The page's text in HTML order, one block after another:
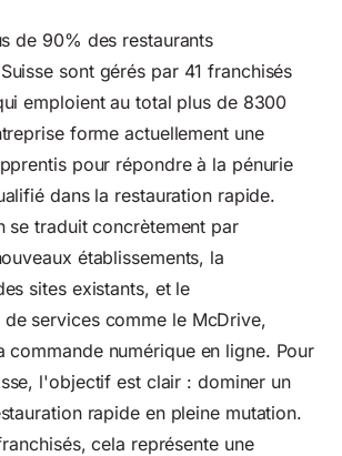
de 90% des restaurants
sont gérés par 41 franchisés
emploient au total plus de 8300
forme actuellement une
pour répondre à la pénurie
dans la restauration rapide.
se traduit concrètement par
établissements, la
sites existants, et le
services comme le McDrive,
commande numérique en ligne. Pour
l'objectif est clair : dominer un
rapide en pleine mutation.
cela représente une